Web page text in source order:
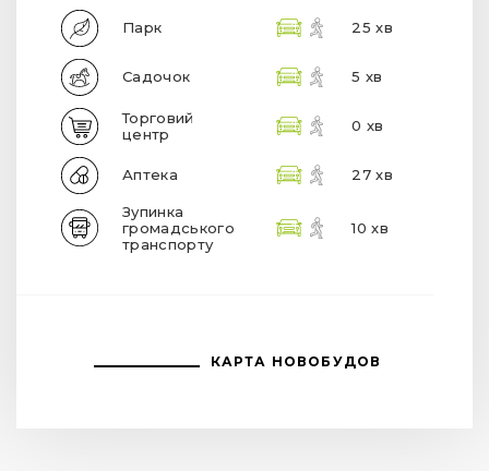
Парк 25 хв
Садочок 5 хв
Торговий
центр
0 хв
Аптека 27 хв
Зупинка
громадського
транспорту
10 хв
КАРТА НОВОБУДОВ